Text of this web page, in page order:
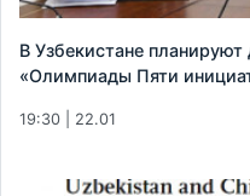
В Узбекистане
«Олимпиады Пяти
19:30 | 22.01